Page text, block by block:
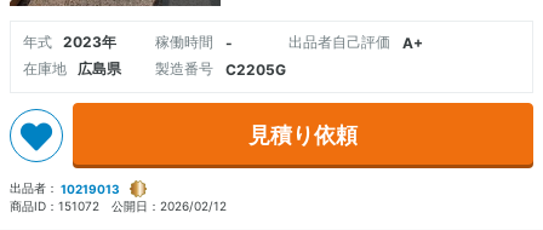
年式 2023年 稼働時間 - 出品者自己評価
A+
在庫地
広島県 製造番号 C2205G
見積り依頼
出品者： 10219013
商品ID： 151072 公開日： 2026/02/12